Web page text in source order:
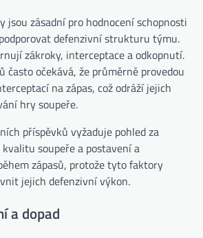
jsou zásadní pro hodnocení schopnosti
defenzivní strukturu týmu.
zákroky, interceptace a odkopnutí.
často očekává, že průměrně provedou
na zápas, což odráží jejich
hry soupeře.
příspěvků vyžaduje pohled za
soupeře a postavení a
zápasů, protože tyto faktory
jejich defenzivní výkon.
a dopad